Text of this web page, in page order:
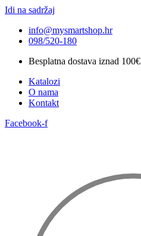
Idi na sadržaj
info@mysmartshop.hr
098/520-180
Besplatna dostava iznad 100€
Katalozi
O nama
Kontakt
Facebook-f